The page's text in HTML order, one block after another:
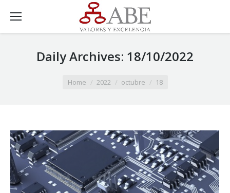
Daily Archives: 18/10/2022
Home 2022 octubre 18